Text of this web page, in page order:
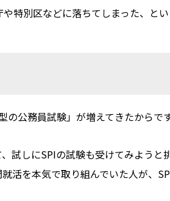
特別区などに落ちてしまった、とい
公務員試験」が増えてきたからです
試しにSPIの試験も受けてみようと
活を本気で取り組んでいた人が、